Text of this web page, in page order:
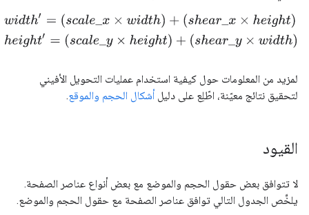
width′=( sca le_x×wi dth )+( shear_x×he ight)heig ht′=(s cale_y×he
لمزيد من المعلومات حول كيفية استخدام عمليات التحويل الأفيني
لتحقيق نتائج معيّنة، اطّلِع على دليلأشكال الحجم والموقع.
القيود
لا تتوافق بعض حقول الحجم والموضع مع بعض أنواع عناصر الصفحة.
يلخِّص الجدول التالي توافق عناصر الصفحة مع حقول الحجم والموضع.